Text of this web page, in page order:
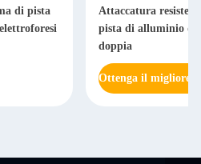
di pista
Attaccatura
pista di alluminio
doppia
Ottenga il migliore